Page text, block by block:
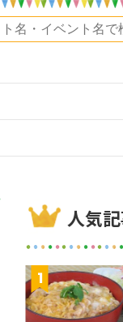
人気